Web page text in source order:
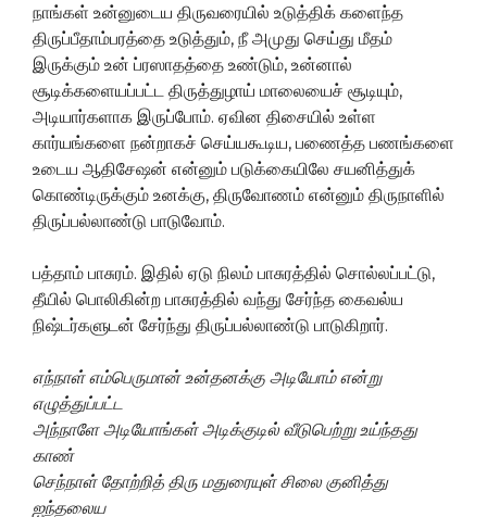
நாங்கள் உன்னுடைய திருவரையில் உடுத்திக் களைந்த
திருப்பீதாம்பரத்தை உடுத்தும், நீ அமுது செய்து மீதம்
இருக்கும் உன் ப்ரஸாதத்தை உண்டும், உன்னால்
சூடிக்களையப்பட்ட திருத்துழாய் மாலையைச் சூடியும்,
அடியார்களாக இருப்போம். ஏவின திசையில் உள்ள
கார்யங்களை நன்றாகச் செய்யகூடிய, பணைத்த பணங்களை
உடைய ஆதிசேஷன் என்னும் படுக்கையிலே சயனித்துக்
கொண்டிருக்கும் உனக்கு, திருவோணம் என்னும் திருநாளில்
திருப்பல்லாண்டு பாடுவோம்.
பத்தாம் பாசுரம். இதில் ஏடு நிலம் பாசுரத்தில் சொல்லப்பட்டு,
தீயில் பொலிகின்ற பாசுரத்தில் வந்து சேர்ந்த கைவல்ய
நிஷ்டர்களுடன் சேர்ந்து திருப்பல்லாண்டு பாடுகிறார்.
எந்நாள் எம்பெருமான் உன்தனக்கு அடியோம் என்று
எழுத்துப்பட்ட
அந்நாளே அடியோங்கள் அடிக்குடில் வீடுபெற்று உய்ந்தது
காண்
செந்நாள் தோற்றித் திரு மதுரையுள்சிலை குனித்து
ஐந்தலைய